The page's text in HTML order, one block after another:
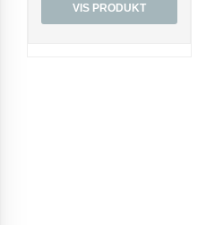
VIS PRODUKT